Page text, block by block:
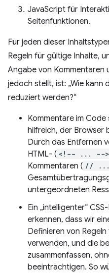
JavaScript für
Seitenfunktionen.
Für jeden dieser
Regeln für gültige Inhalte,
Angabe von Kommentaren
jedoch stellt, ist: „Wie kann
reduziert werden?“
Kommentare im
hilfreich, der Browser
Durch das Entfernen
HTML- ( <!-- ... -->
Kommentaren ( // ...
untergeordneten
Ein „intelligenter“
erkennen, dass wir
Definieren von
verwenden, und die
zusammenfassen,
beeinträchtigen. So